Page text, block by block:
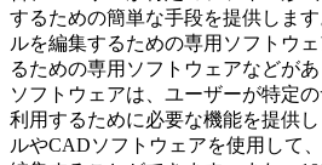
するための簡単な手段を提供しま
ルを編集するための専用ソフトウ
るための専用ソフトウェアなどが
ソフトウェアは、ユーザーが特定
利用するために必要な機能を提供
ルやCADソフトウェアを使用して